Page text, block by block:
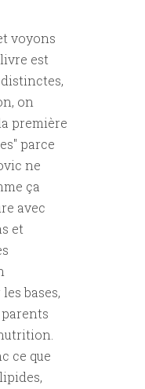
voyons
est
on
première
parce
ne
ça
avec
et
bases,
ce que